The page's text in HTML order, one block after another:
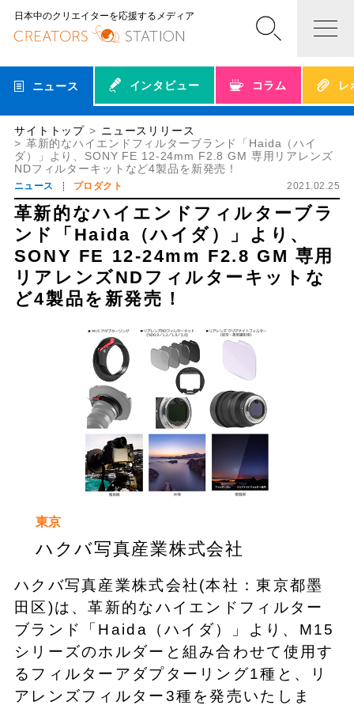
日本中のクリエイターを応援するメディア
ニュース インタビュー コラム レ
サイトトップ
ニュースリリース
革新的なハイエンドフィルターブランド「Haida（ハイ
ダ）」より、SONY FE 12-24mm F2.8 GM 専用リアレンズ
NDフィルターキットなど4製品を新発売！
ニュース プロダクト 2021.02.25
革新的なハイエンドフィルターブラ
ンド「Haida（ハイダ）」より、
SONY FE 12-24mm F2.8 GM 専用
リアレンズNDフィルターキットな
ど4製品を新発売！
東京
ハクバ写真産業株式会社
ハクバ写真産業株式会社(本社：東京都墨
田区)は、革新的なハイエンドフィルター
ブランド「Haida（ハイダ）」より、M15
シリーズのホルダーと組み合わせて使用す
るフィルターアダプターリング1種と、リ
アレンズフィルター3種を発売いたしま